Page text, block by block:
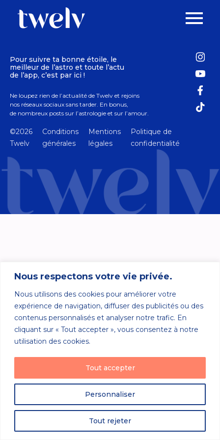
Nous respectons votre vie privée.
Nous utilisons des cookies pour améliorer votre
expérience de navigation, diffuser des publicités ou des
contenus personnalisés et analyser notre trafic. En
cliquant sur « Tout accepter », vous consentez à notre
utilisation des cookies.
Personnaliser
Tout rejeter
Tout accepter
Pour suivre ta bonne étoile, le
meilleur de l’astro et toute l’actu
de l’app, c’est par ici !
Ne loupez rien de l’actualité de Twelv et rejoins
nos réseaux sociaux sans tarder. En bonus,
de nombreux posts sur l’astrologie et sur l’amour.
©2026
Twelv
Conditions
générales
Mentions
légales
Politique de
confidentialité